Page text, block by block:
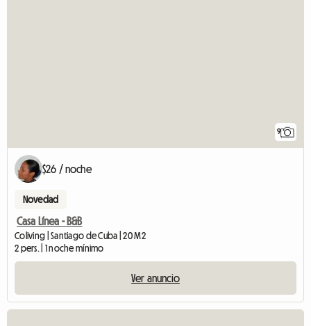
9
$26 / noche
Novedad
Casa Línea - B&B
Coliving | Santiago de Cuba | 20 M2
2 pers. | 1 noche mínimo
Ver anuncio